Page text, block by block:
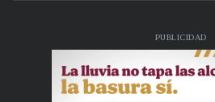
PUBLICIDAD